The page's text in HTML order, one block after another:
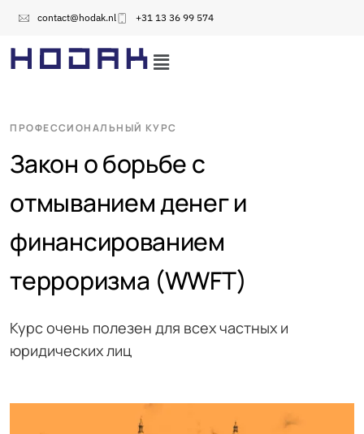
contact@hodak.nl +31 13 36 99 574
ПРОФЕССИОНАЛЬНЫЙ КУРС
Закон о борьбе с
отмыванием денег и
финансированием
терроризма (WWFT)
Курс очень полезен для всех частных и
юридических лиц